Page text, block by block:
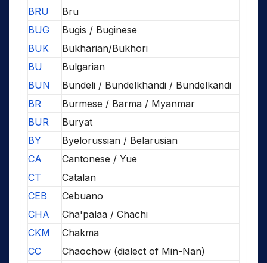
BRU
Bru
BUG
Bugis / Buginese
BUK
Bukharian/Bukhori
BU
Bulgarian
BUN
Bundeli / Bundelkhandi / Bundelkandi
BR
Burmese / Barma / Myanmar
BUR
Buryat
BY
Byelorussian / Belarusian
CA
Cantonese / Yue
CT
Catalan
CEB
Cebuano
CHA
Cha'palaa / Chachi
CKM
Chakma
CC
Chaochow (dialect of Min-Nan)